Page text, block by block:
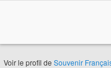
Voir le profil de Souvenir